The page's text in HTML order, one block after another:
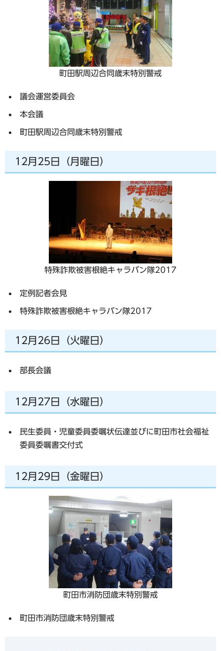
町田駅周辺合同歳末特別警戒
議会運営委員会
本会議
町田駅周辺合同歳末特別警戒
12月25日（月曜日）
特殊詐欺被害根絶キャラバン隊2017
定例記者会見
特殊詐欺被害根絶キャラバン隊2017
12月26日（火曜日）
部長会議
12月27日（水曜日）
民生委員・児童委員委嘱状伝達並びに町田市社会福祉
委員委嘱書交付式
12月29日（金曜日）
町田市消防団歳末特別警戒
町田市消防団歳末特別警戒